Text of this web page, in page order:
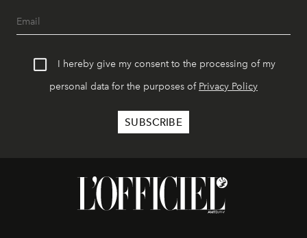
I hereby give my consent to the processing of my
personal data for the purposes of Privacy Policy